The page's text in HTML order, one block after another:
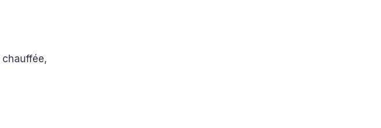
chauffée,